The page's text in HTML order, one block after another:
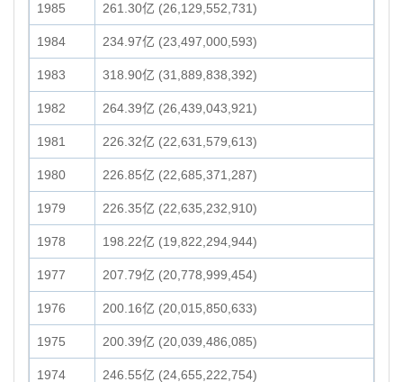
1985 261.30亿 (26,129,552,731)
1984 234.97亿 (23,497,000,593)
1983 318.90亿 (31,889,838,392)
1982 264.39亿 (26,439,043,921)
1981 226.32亿 (22,631,579,613)
1980 226.85亿 (22,685,371,287)
1979 226.35亿 (22,635,232,910)
1978 198.22亿 (19,822,294,944)
1977 207.79亿 (20,778,999,454)
1976 200.16亿 (20,015,850,633)
1975 200.39亿 (20,039,486,085)
1974 246.55亿 (24,655,222,754)